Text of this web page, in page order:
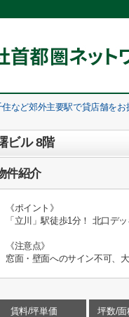
住など郊外主要駅で貸店舗を
ビル 8階
件紹介
《ポイント》
「立川」駅徒歩1分！ 北口デ
《注意点》
窓面・壁面へのサイン不可、
賃料/坪単価 坪数/面